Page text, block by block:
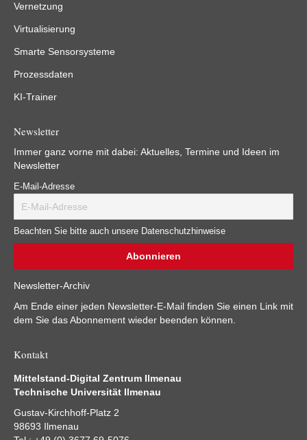
Vernetzung
Virtualisierung
Smarte Sensorsysteme
Prozessdaten
KI-Trainer
Newsletter
Immer ganz vorne mit dabei: Aktuelles, Termine und Ideen im
Newsletter
E-Mail-Adresse
Beachten Sie bitte auch unsere Datenschutzhinweise
Newsletter-Archiv
Am Ende einer jeden Newsletter-E-Mail finden Sie einen Link mit
dem Sie das Abonnement wieder beenden können.
Kontakt
Mittelstand-Digital Zentrum Ilmenau
Technische Universität Ilmenau
Gustav-Kirchhoff-Platz 2
98693 Ilmenau